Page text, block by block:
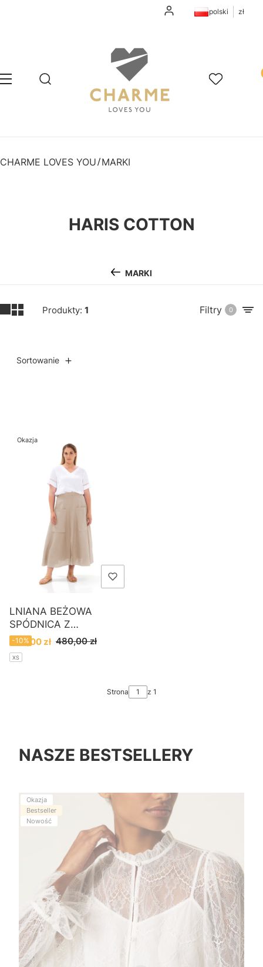
Zaloguj siępolski zł
Menu Otwórz wyszukiwarkę
Szukaj Ulubione
CHARME LOVES YOU MARKI
HARIS COTTON
MARKI
Produkty: 1 Filtry 0
Sortowanie
Lista produktów
Okazja
LNIANA BEŻOWA
SPÓDNICA Z
KIESZENIAMI HARIS
COTTON
Cena promocyjna
430,00 zł 480,00 zł
-10%
XS
Strona z 1
NASZE BESTSELLERY
Okazja
Bestseller
Nowość